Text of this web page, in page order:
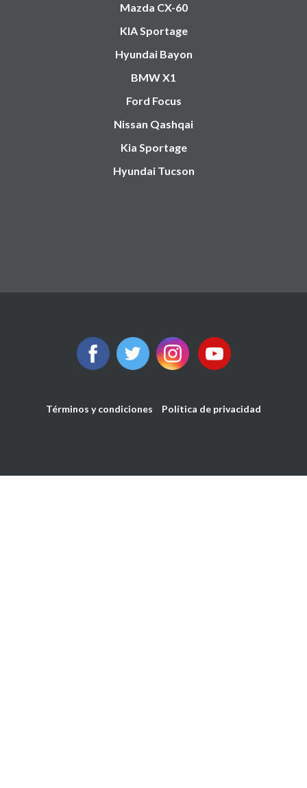
Mazda CX-60
KIA Sportage
Hyundai Bayon
BMW X1
Ford Focus
Nissan Qashqai
Kia Sportage
Hyundai Tucson
Términos y condiciones Política de privacidad